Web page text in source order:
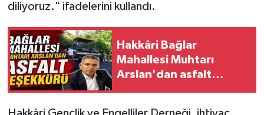
diliyoruz." ifadelerini kullandı.
Hakkâri Bağlar
Mahallesi Muhtarı
Arslan'dan asfalt